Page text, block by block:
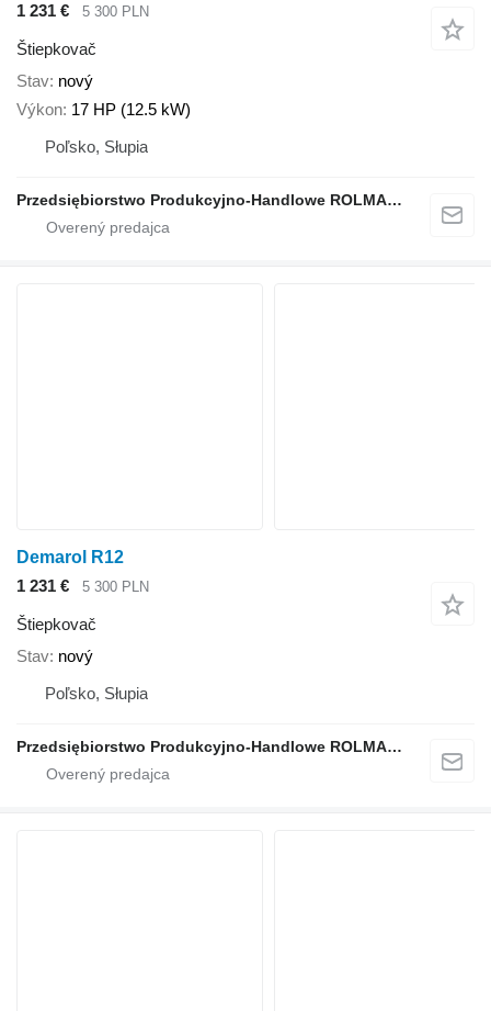
1 231 €
5 300 PLN
Štiepkovač
Stav nový
Výkon 17 HP (12.5 kW)
Poľsko, Słupia
Przedsiębiorstwo Produkcyjno-Handlowe ROLMAPOL Marcin Dziekan
Demarol R12
1 231 €
5 300 PLN
Štiepkovač
Stav nový
Poľsko, Słupia
Przedsiębiorstwo Produkcyjno-Handlowe ROLMAPOL Marcin Dziekan